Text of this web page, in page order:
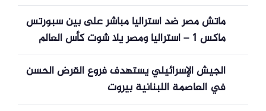
ماتش مصر ضد استراليا مباشر على بين سبورتس
ماكس 1 – استراليا ومصر يلا شوت كأس العالم
2026
الجيش الإسرائيلي يستهدف فروع القرض الحسن
في العاصمة اللبنانية بيروت